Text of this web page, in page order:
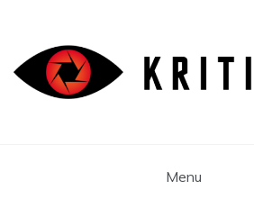
content
Menu